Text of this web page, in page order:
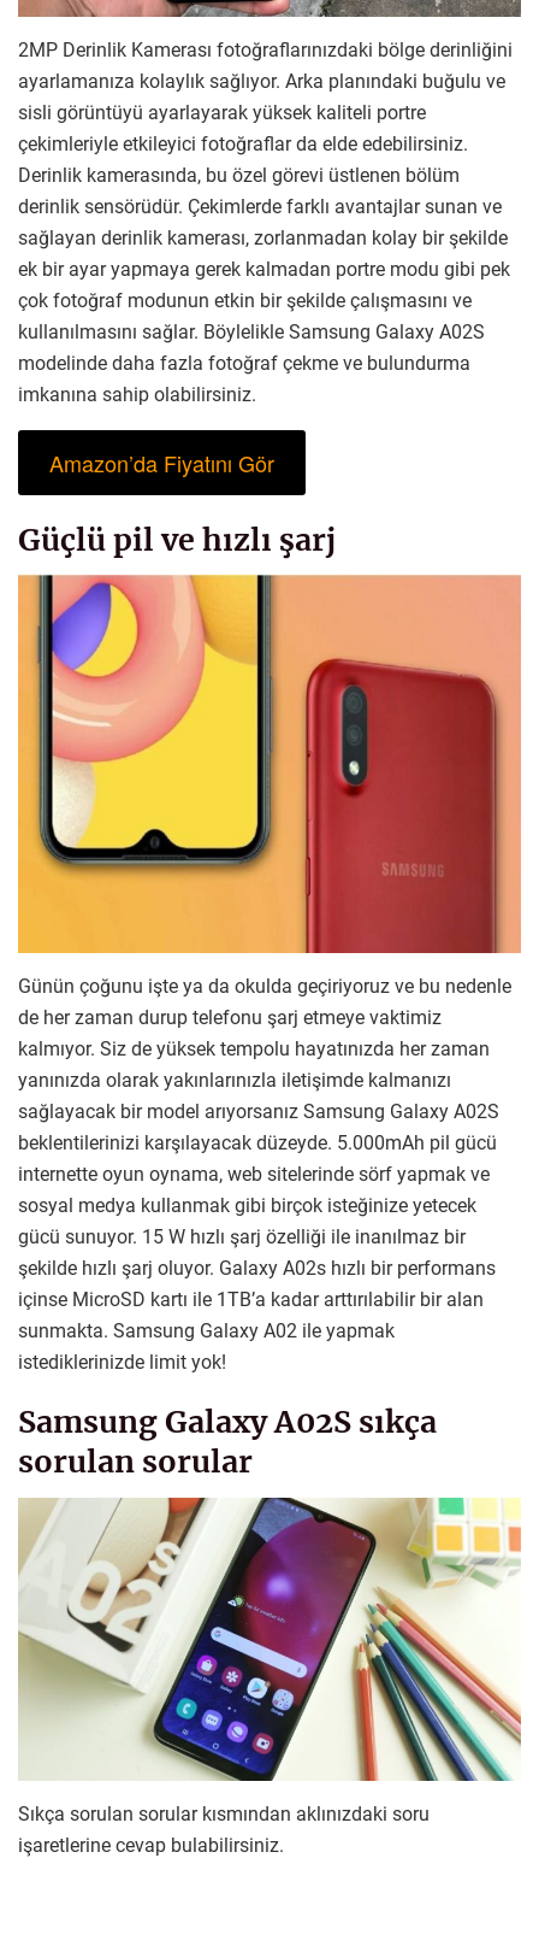
2MP Derinlik Kamerası fotoğraflarınızdaki bölge derinliğini
ayarlamanıza kolaylık sağlıyor. Arka planındaki buğulu ve
sisli görüntüyü ayarlayarak yüksek kaliteli portre
çekimleriyle etkileyici fotoğraflar da elde edebilirsiniz.
Derinlik kamerasında, bu özel görevi üstlenen bölüm
derinlik sensörüdür. Çekimlerde farklı avantajlar sunan ve
sağlayan derinlik kamerası, zorlanmadan kolay bir şekilde
ek bir ayar yapmaya gerek kalmadan portre modu gibi pek
çok fotoğraf modunun etkin bir şekilde çalışmasını ve
kullanılmasını sağlar. Böylelikle Samsung Galaxy A02S
modelinde daha fazla fotoğraf çekme ve bulundurma
imkanına sahip olabilirsiniz.
Amazon’da Fiyatını Gör
Güçlü pil ve hızlı şarj
Günün çoğunu işte ya da okulda geçiriyoruz ve bu nedenle
de her zaman durup telefonu şarj etmeye vaktimiz
kalmıyor. Siz de yüksek tempolu hayatınızda her zaman
yanınızda olarak yakınlarınızla iletişimde kalmanızı
sağlayacak bir model arıyorsanız Samsung Galaxy A02S
beklentilerinizi karşılayacak düzeyde. 5.000mAh pil gücü
internette oyun oynama, web sitelerinde sörf yapmak ve
sosyal medya kullanmak gibi birçok isteğinize yetecek
gücü sunuyor. 15 W hızlı şarj özelliği ile inanılmaz bir
şekilde hızlı şarj oluyor. Galaxy A02s hızlı bir performans
içinse MicroSD kartı ile 1TB’a kadar arttırılabilir bir alan
sunmakta. Samsung Galaxy A02 ile yapmak
istediklerinizde limit yok!
Samsung Galaxy A02S sıkça
sorulan sorular
Sıkça sorulan sorular kısmından aklınızdaki soru
işaretlerine cevap bulabilirsiniz.